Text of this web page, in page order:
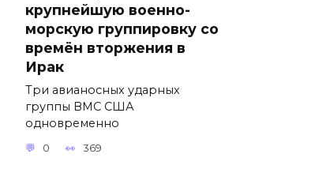
крупнейшую военно-
морскую группировку со
времён вторжения в
Ирак
Три авианосных ударных
группы ВМС США
одновременно
0 369